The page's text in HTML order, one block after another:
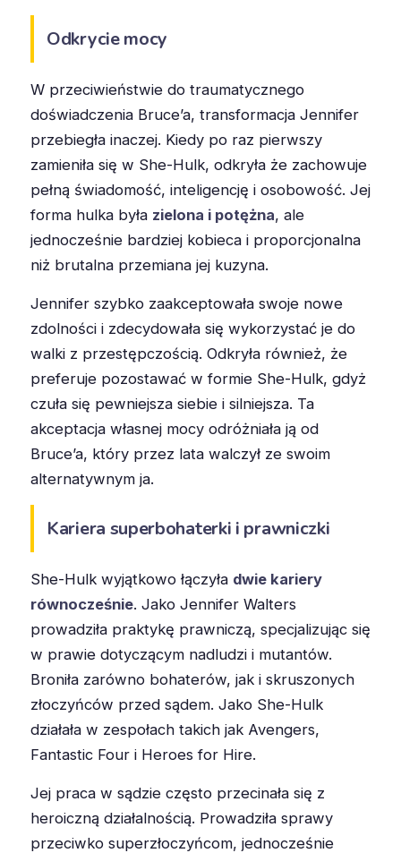
Odkrycie mocy
W przeciwieństwie do traumatycznego
doświadczenia Bruce’a, transformacja Jennifer
przebiegła inaczej. Kiedy po raz pierwszy
zamieniła się w She-Hulk, odkryła że zachowuje
pełną świadomość, inteligencję i osobowość. Jej
forma hulka była zielona i potężna, ale
jednocześnie bardziej kobieca i proporcjonalna
niż brutalna przemiana jej kuzyna.
Jennifer szybko zaakceptowała swoje nowe
zdolności i zdecydowała się wykorzystać je do
walki z przestępczością. Odkryła również, że
preferuje pozostawać w formie She-Hulk, gdyż
czuła się pewniejsza siebie i silniejsza. Ta
akceptacja własnej mocy odróżniała ją od
Bruce’a, który przez lata walczył ze swoim
alternatywnym ja.
Kariera superbohaterki i prawniczki
She-Hulk wyjątkowo łączyła dwie kariery
równocześnie. Jako Jennifer Walters
prowadziła praktykę prawniczą, specjalizując się
w prawie dotyczącym nadludzi i mutantów.
Broniła zarówno bohaterów, jak i skruszonych
złoczyńców przed sądem. Jako She-Hulk
działała w zespołach takich jak Avengers,
Fantastic Four i Heroes for Hire.
Jej praca w sądzie często przecinała się z
heroiczną działalnością. Prowadziła sprawy
przeciwko superzłoczyńcom, jednocześnie